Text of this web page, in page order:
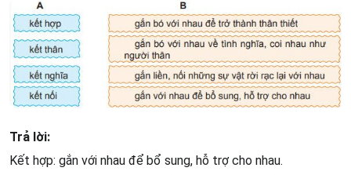
Trả lời:
Kết hợp: gắn với nhau để bổ sung, hỗ trợ cho nhau.